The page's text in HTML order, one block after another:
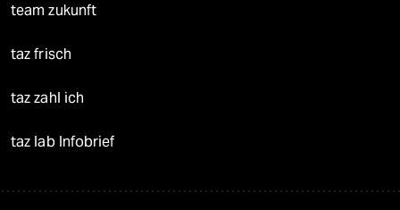
team zukunft
taz frisch
taz zahl ich
taz lab Infobrief